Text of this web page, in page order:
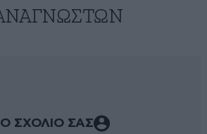
ΣΧΟΛΙΟ ΣΑΣ